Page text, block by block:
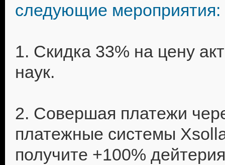
следующие мероприятия:
1. Скидка 33% на цену
наук.
2. Совершая платежи
платежные системы
получите +100% дейтерия